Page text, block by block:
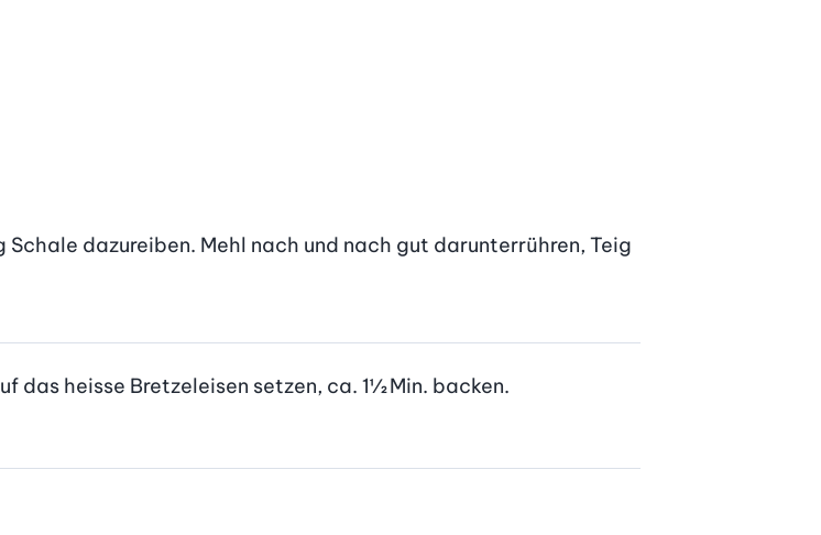
dazureiben. Mehl nach und nach gut darunterrühren, Teig
das heisse Bretzeleisen setzen, ca. 1½ Min. backen.